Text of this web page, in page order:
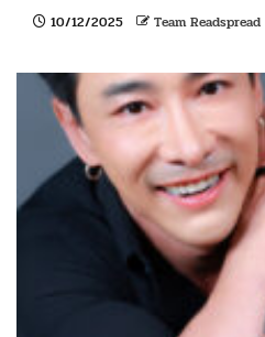
10/12/2025 Team Readspread